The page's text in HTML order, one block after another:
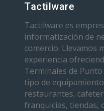
Tactilware
Tactilware es
informatización de
comercio. Llevamos
experiencia
Terminales de
tipo de
restaurantes,
franquicias, tiendas,